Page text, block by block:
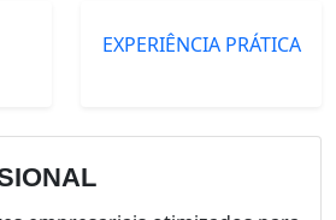
EXPERIÊNCIA PRÁTICA